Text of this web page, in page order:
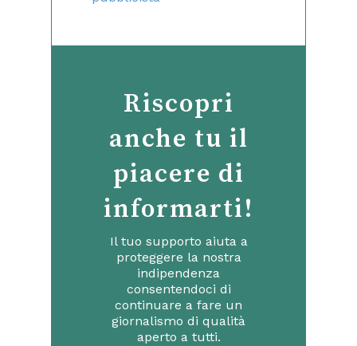
Riscopri
anche tu il
piacere di
informarti!
Il tuo supporto aiuta a
proteggere la nostra
indipendenza
consentendoci di
continuare a fare un
giornalismo di qualità
aperto a tutti.